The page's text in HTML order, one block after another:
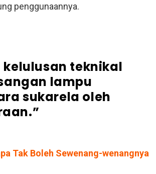
penggunaannya.
teknikal
lampu
sukarela oleh
Tak Boleh Sewenang-wenangnya